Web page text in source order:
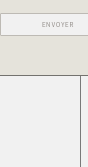
ENVOYER